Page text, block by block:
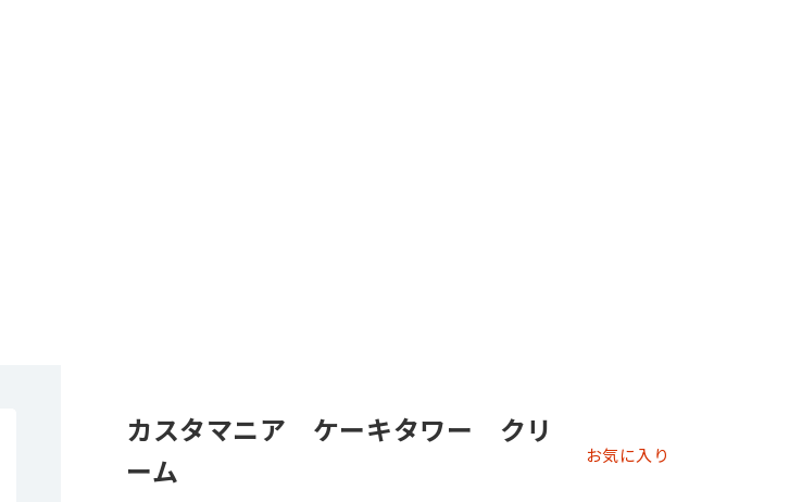
カスタマニア ケーキタワー クリ
ーム
お気に入り